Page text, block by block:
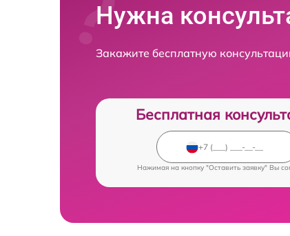
Нужна
Закажите бесплатную
Бесплатная
Нажимая на кнопку "Оставить заявку" Вы